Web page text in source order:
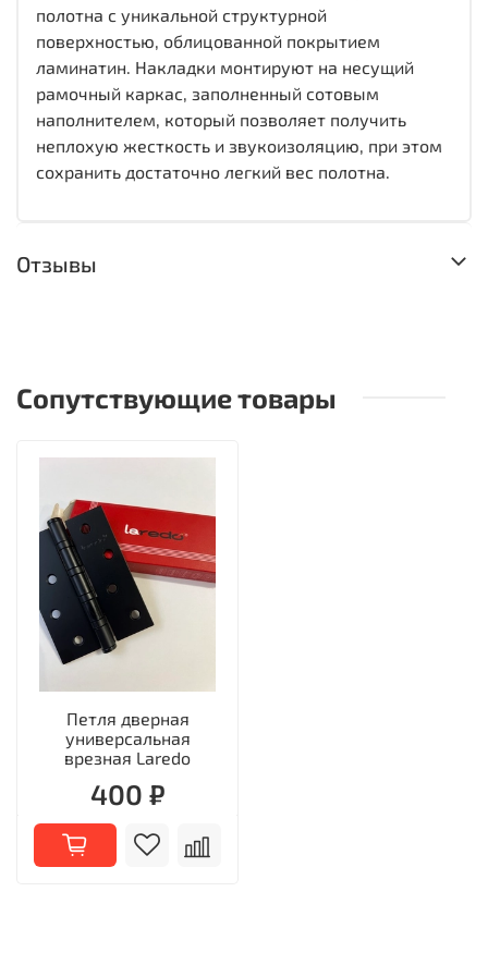
полотна с уникальной структурной
поверхностью, облицованной покрытием
ламинатин. Накладки монтируют на несущий
рамочный каркас, заполненный сотовым
наполнителем, который позволяет получить
неплохую жесткость и звукоизоляцию, при этом
сохранить достаточно легкий вес полотна.
Отзывы
Сопутствующие товары
Петля дверная
универсальная
врезная Laredo
400 ₽